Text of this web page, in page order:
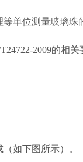
单位测量玻璃珠
2009的相关
如下图所示）。